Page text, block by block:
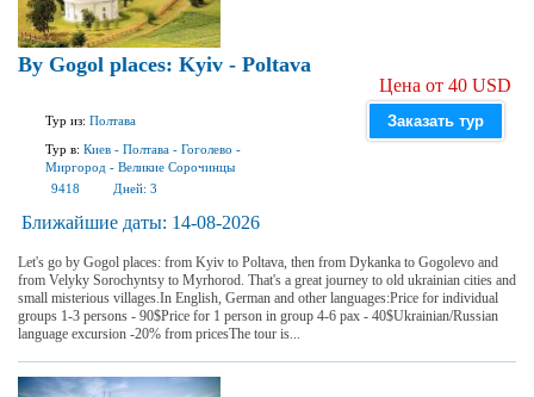
By Gogol places: Kyiv - Poltava
Тур из: Полтава
Тур в: Киев - Полтава - Гоголево -
Миргород - Великие Сорочинцы
9418
Дней: 3
Цена от 40 USD
Заказать тур
Ближайшие даты: 14-08-2026
Let's go by Gogol places: from Kyiv to Poltava, then from Dykanka to Gogolevo and
from Velyky Sorochyntsy to Myrhorod. That's a great journey to old ukrainian cities and
small misterious villages.In English, German and other languages:Price for individual
groups 1-3 persons - 90$Price for 1 person in group 4-6 pax - 40$Ukrainian/Russian
language excursion -20% from pricesThe tour is...